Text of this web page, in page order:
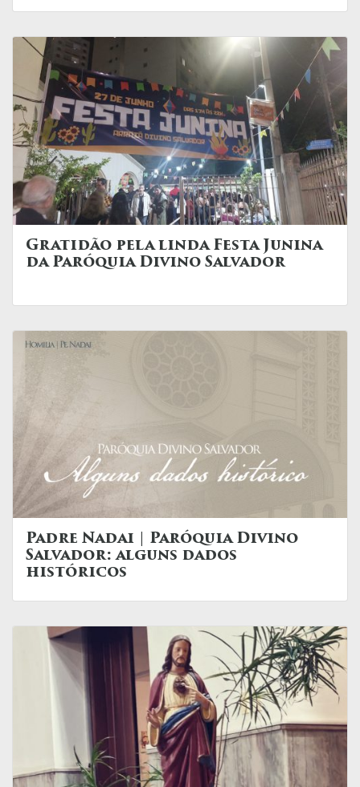
Gratidão pela linda Festa Junina
da Paróquia Divino Salvador
Padre Nadai | Paróquia Divino
Salvador: alguns dados
históricos